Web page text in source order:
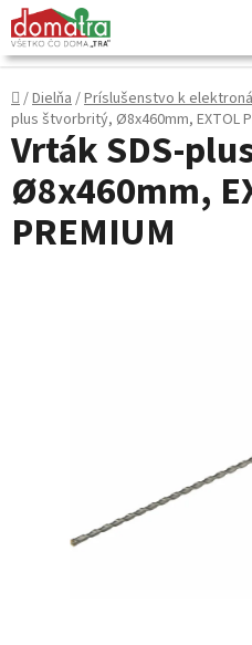
Prejsť
na
obsah
Domov
/Dielňa/Príslušenstvo k
plus štvorbritý, Ø8x460mm, EXTOL
Vrták SDS-
Ø8x460mm,
PREMIUM